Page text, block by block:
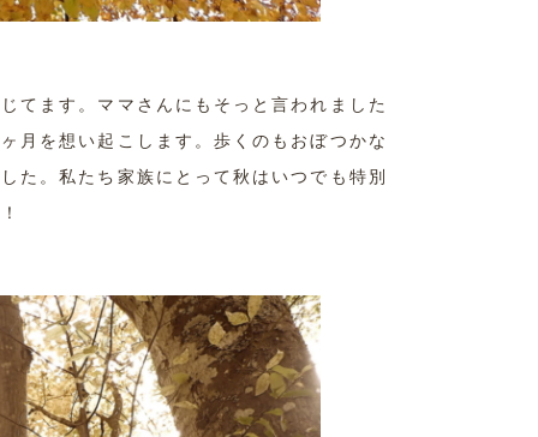
てます。ママさんにもそっと言われました
月を想い起こします。歩くのもおぼつかな
た。私たち家族にとって秋はいつでも特別